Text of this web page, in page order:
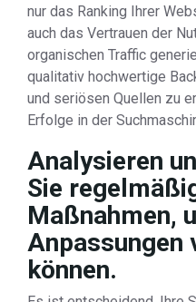
nur das Ranking Ihrer
auch das Vertrauen der
organischen Traffic
qualitativ hochwertige
und seriösen Quellen zu
Erfolge in der
Analysieren
Sie
Maßnahmen,
Anpassungen
können.